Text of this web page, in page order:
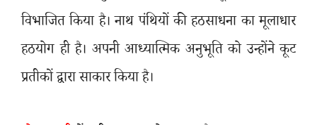
विभाजित किया है। नाथ पंथियों की हठसाधना का मूलाधार
हठयोग ही है। अपनी आध्यात्मिक अनुभूति को उन्होंने कूट
प्रतीकों द्वारा साकार किया है।